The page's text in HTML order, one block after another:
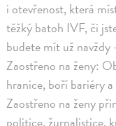
i otevřenost, která
těžký batoh IVF, či
budete mít už navždy
Zaostřeno na ženy:
hranice, boří bariéry
Zaostřeno na ženy